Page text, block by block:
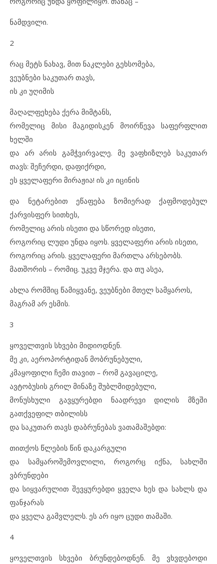
ნამდვილი.
2
რაც მეტს ნახავ, მით ნაკლები გეხსომება,
ვეუბნები საკუთარ თავს,
ის კი უღიმის
მაღალფეხება ქერა მიმტანს,
რომელიც მისი მაგიდისკენ მოირწევა საფერფლით
ხელში
და არ არის გამჭვირვალე. მე ვაფხიზლებ საკუთარ
თავს: შეჩერდი, დაფიქრდი,
ეს ყველაფერი მირაჟია! ის კი იცინის
და ნეტარებით ეწაფება ზომიერად ქაფმოდებულ
ქარვისფერ სითხეს,
რომელიც არის ისეთი და სწორედ ისეთი,
როგორიც ლუდი უნდა იყოს. ყველაფერი არის ისეთი,
როგორიც არის. ყველაფერი მართლა არსებობს.
მათშორის – რომიც. უკვე მჯერა. და თუ ასეა,
ახლა რომშიც წამიყვანე, ვეუბნები მთელ სამყაროს,
მაგრამ არ ესმის.
3
ყოველთვის სხვები მიდიოდნენ.
მე კი, აეროპორტიდან მობრუნებული,
კმაყოფილი ჩემი თავით – რომ გავაცილე,
ავტობუსის გრილ მინაზე შუბლმიდებული,
მონუსხული გავყურებდი ნაადრევი დილის მზეში
გათქვეფილ თბილისს
და საკუთარ თავს დაბრუნებას ვათამაშებდი:
თითქოს წლების წინ დაკარგული
და სამყაროშემოვლილი, როგორც იქნა, სახლში
ვბრუნდები
და სიყვარულით შევყურებდი ყველა ხეს და სახლს და
ფანჯარას
და ყველა გამვლელს. ეს არ იყო ცუდი თამაში.
4
ყოველთვის სხვები ბრუნდებოდნენ. მე ვხვდებოდი